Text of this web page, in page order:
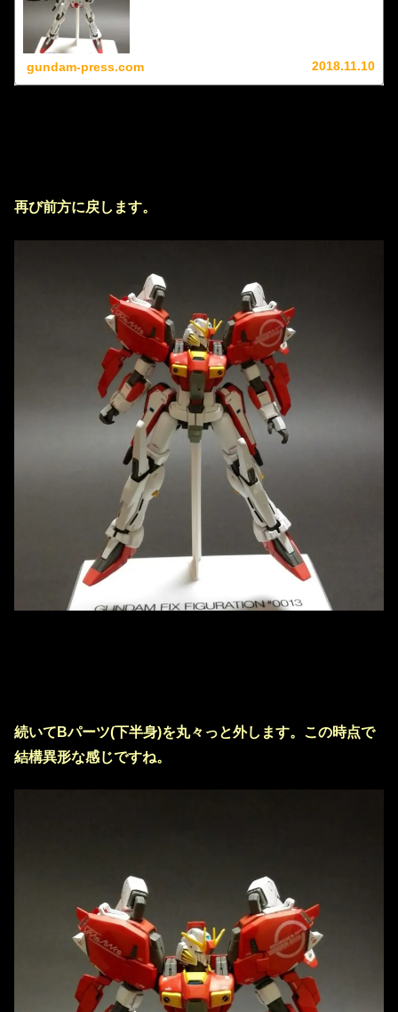
gundam-press.com 2018.11.10
再び前方に戻します。
続いてBパーツ(下半身)を丸々っと外します。この時点で
結構異形な感じですね。